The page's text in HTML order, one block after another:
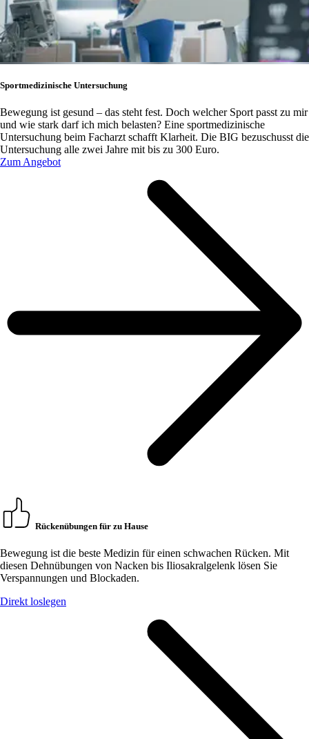
Sportmedizinische Untersuchung
Bewegung ist gesund – das steht fest. Doch welcher Sport passt zu mir
und wie stark darf ich mich belasten? Eine sportmedizinische
Untersuchung beim Facharzt schafft Klarheit. Die BIG bezuschusst die
Untersuchung alle zwei Jahre mit bis zu 300 Euro.
Zum Angebot
Rückenübungen für zu Hause
Bewegung ist die beste Medizin für einen schwachen Rücken. Mit
diesen Dehnübungen von Nacken bis Iliosakralgelenk lösen Sie
Verspannungen und Blockaden.
Direkt loslegen